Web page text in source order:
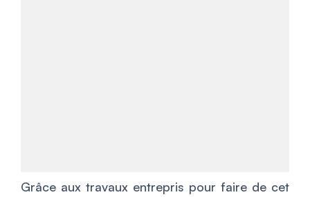
Grâce aux travaux entrepris pour faire de cet